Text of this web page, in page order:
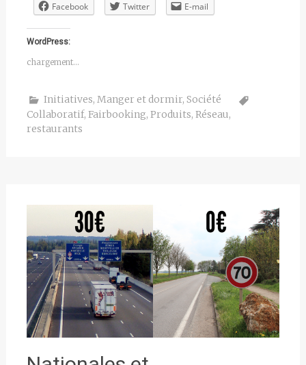
Facebook Twitter E-mail
WordPress:
chargement…
Initiatives, Manger et dormir, Société
Collaboratif, Fairbooking, Produits, Réseau,
restaurants